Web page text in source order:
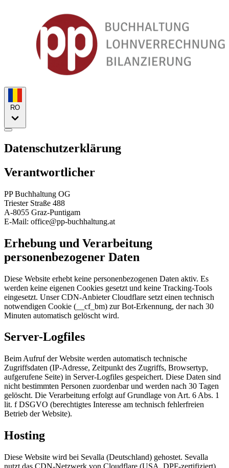
RO
Datenschutzerklärung
Verantwortlicher
PP Buchhaltung OG
Triester Straße 488
A-8055 Graz-Puntigam
E-Mail: office@pp-buchhaltung.at
Erhebung und Verarbeitung
personenbezogener Daten
Diese Website erhebt keine personenbezogenen Daten aktiv. Es
werden keine eigenen Cookies gesetzt und keine Tracking-Tools
eingesetzt. Unser CDN-Anbieter Cloudflare setzt einen technisch
notwendigen Cookie (__cf_bm) zur Bot-Erkennung, der nach 30
Minuten automatisch gelöscht wird.
Server-Logfiles
Beim Aufruf der Website werden automatisch technische
Zugriffsdaten (IP-Adresse, Zeitpunkt des Zugriffs, Browsertyp,
aufgerufene Seite) in Server-Logfiles gespeichert. Diese Daten sind
nicht bestimmten Personen zuordenbar und werden nach 30 Tagen
gelöscht. Die Verarbeitung erfolgt auf Grundlage von Art. 6 Abs. 1
lit. f DSGVO (berechtigtes Interesse am technisch fehlerfreien
Betrieb der Website).
Hosting
Diese Website wird bei Sevalla (Deutschland) gehostet. Sevalla